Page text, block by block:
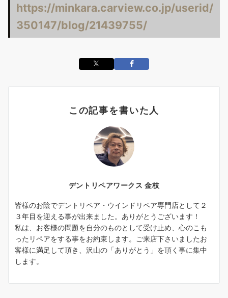
https://minkara.carview.co.jp/userid/
350147/blog/21439755/
この記事を書いた人
デントリペアワークス 金枝
皆様のお陰でデントリペア・ウインドリペア専門店として２
３年目を迎える事が出来ました。ありがとうございます！
私は、お客様の問題を自分のものとして受け止め、心のこも
ったリペアをする事をお約束します。ご来店下さいましたお
客様に満足して頂き、沢山の「ありがとう」を頂く事に集中
します。